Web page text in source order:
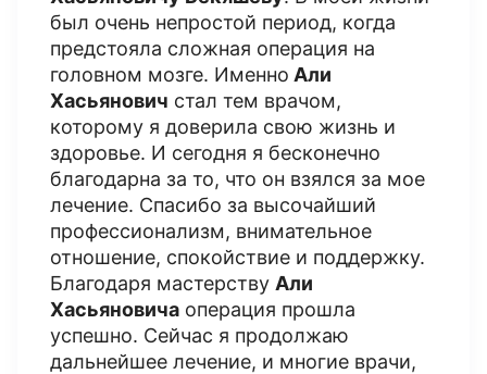
был очень непростой период, когда
предстояла сложная операция на
головном мозге. Именно Али
Хасьянович стал тем врачом,
которому я доверила свою жизнь и
здоровье. И сегодня я бесконечно
благодарна за то, что он взялся за мое
лечение. Спасибо за высочайший
профессионализм, внимательное
отношение, спокойствие и поддержку.
Благодаря мастерству Али
Хасьяновича операция прошла
успешно. Сейчас я продолжаю
дальнейшее лечение, и многие врачи,